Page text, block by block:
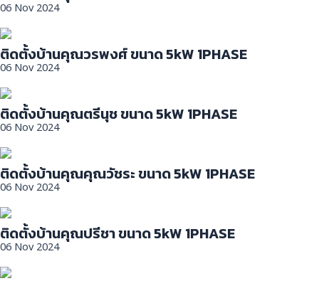
06 Nov 2024
ติดตั้งบ้านคุณวรพงศ์ ขนาด 5kW 1PHASE
06 Nov 2024
ติดตั้งบ้านคุณตรีนุช ขนาด 5kW 1PHASE
06 Nov 2024
ติดตั้งบ้านคุณคุณวัชระ ขนาด 5kW 1PHASE
06 Nov 2024
ติดตั้งบ้านคุณปรีชา ขนาด 5kW 1PHASE
06 Nov 2024